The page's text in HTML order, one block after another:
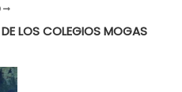
LOS COLEGIOS MOGAS